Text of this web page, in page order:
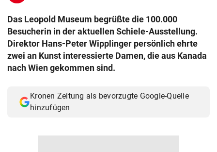
Das Leopold Museum begrüßte die 100.000
Besucherin in der aktuellen Schiele-Ausstellung.
Direktor Hans-Peter Wipplinger persönlich ehrte
zwei an Kunst interessierte Damen, die aus Kanada
nach Wien gekommen sind.
Kronen Zeitung als bevorzugte Google-Quelle
hinzufügen